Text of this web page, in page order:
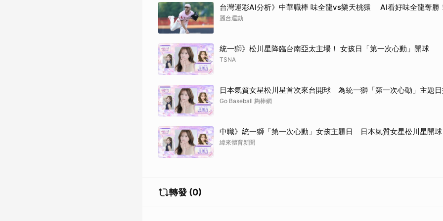
台灣運彩AI分析》中華職棒 味全龍vs樂天桃猿 AI看好味全龍奪勝
麗台運動
統一獅》松川星降臨台南亞太主場！ 女孩日「第一次心動」開球
TSNA
日本氣質女星松川星首次來台開球 為統一獅「第一次心動」主題
Go Baseball 夠棒網
中職》統一獅「第一次心動」女孩主題日 日本氣質女星松川星開球
緯來體育新聞
轉發 (0)